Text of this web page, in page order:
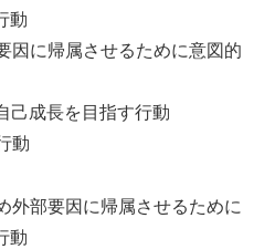
動
因に帰属させるために意図的
己成長を目指す行動
動
外部要因に帰属させるために
動